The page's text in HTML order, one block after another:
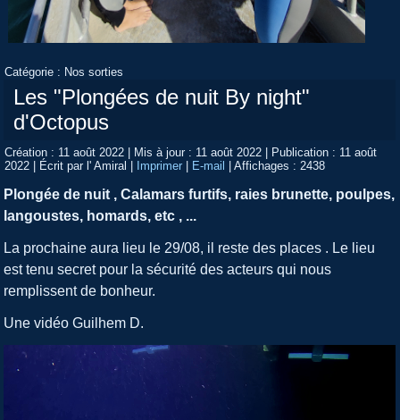
Catégorie : Nos sorties
Les "Plongées de nuit By night"
d'Octopus
Création : 11 août 2022 | Mis à jour : 11 août 2022 | Publication : 11 août
2022 | Écrit par l' Amiral | Imprimer | E-mail |Affichages : 2438
Plongée de nuit , Calamars furtifs, raies brunette, poulpes,
langoustes, homards, etc , ...
La prochaine aura lieu le 29/08, il reste des places . Le lieu
est tenu secret pour la sécurité des acteurs qui nous
remplissent de bonheur.
Une vidéo Guilhem D.